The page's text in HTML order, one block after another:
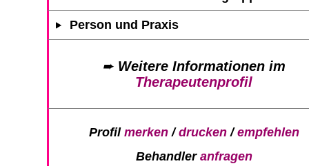
Person und Praxis
➨ Weitere Informationen im
Therapeutenprofil
Profil merken/drucken/empfehlen
Behandler anfragen